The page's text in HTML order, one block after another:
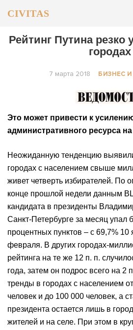
CIVITAS
ОБЩЕСТВО
Рейтинг Путина резко
городах
7 марта 2018 БИЗНЕС
Это может привести к
административного ресурса
Неожиданную тенденцию
городах с населением свыше
живет четверть избирателей. По
конце прошлой недели данным
кандидата в президенты
Санкт-Петербурге за месяц упал
процентных пунктов – с 69,7%
февраля. В других городах-
рейтинга на те же 12 п. п.
года, затем он подрос всего на 2
тренды в городах с населением
человек и до 100 000 человек, а
президента остается лишь в
жителей и на селе. При этом в